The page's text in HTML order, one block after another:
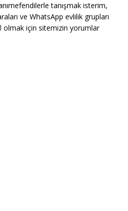
tanışmak isterim,
ve WhatsApp evlilik grupları
olmak için sitemizin yorumlar